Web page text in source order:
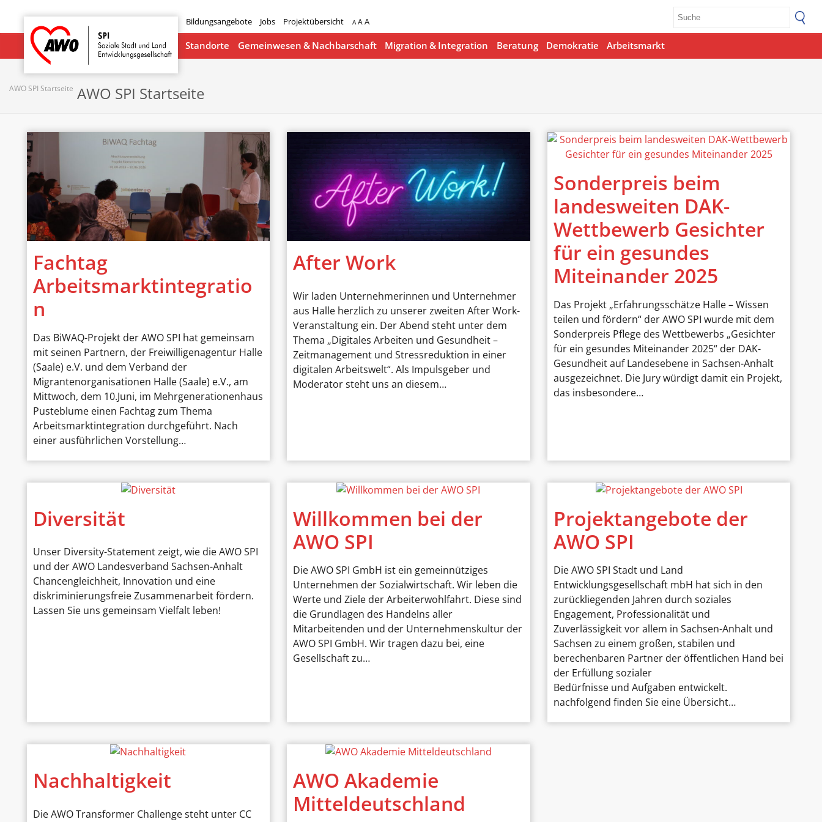
Bildungsangebote Jobs Projektübersicht A AA
Startseite
Standorte Gemeinwesen & Nachbarschaft Migration & Integration Beratung Demokratie Arbeitsmarkt
AWO SPI Startseite AWO SPI Startseite
Fachtag
Arbeitsmarktintegratio
n
Das BiWAQ-Projekt der AWO SPI hat gemeinsam
mit seinen Partnern, der Freiwilligenagentur Halle
(Saale) e.V. und dem Verband der
Migrantenorganisationen Halle (Saale) e.V., am
Mittwoch, dem 10.Juni, im Mehrgenerationenhaus
Pusteblume einen Fachtag zum Thema
Arbeitsmarktintegration durchgeführt. Nach
einer ausführlichen Vorstellung…
After Work
Wir laden Unternehmerinnen und Unternehmer
aus Halle herzlich zu unserer zweiten After Work-
Veranstaltung ein. Der Abend steht unter dem
Thema „Digitales Arbeiten und Gesundheit –
Zeitmanagement und Stressreduktion in einer
digitalen Arbeitswelt“. Als Impulsgeber und
Moderator steht uns an diesem…
Sonderpreis beim
landesweiten DAK-
Wettbewerb Gesichter
für ein gesundes
Miteinander 2025
Das Projekt „Erfahrungsschätze Halle – Wissen
teilen und fördern“ der AWO SPI wurde mit dem
Sonderpreis Pflege des Wettbewerbs „Gesichter
für ein gesundes Miteinander 2025“ der DAK-
Gesundheit auf Landesebene in Sachsen-Anhalt
ausgezeichnet. Die Jury würdigt damit ein Projekt,
das insbesondere…
Diversität
Unser Diversity-Statement zeigt, wie die AWO SPI
und der AWO Landesverband Sachsen-Anhalt
Chancengleichheit, Innovation und eine
diskriminierungsfreie Zusammenarbeit fördern.
Lassen Sie uns gemeinsam Vielfalt leben!
Willkommen bei der
AWO SPI
Die AWO SPI GmbH ist ein gemeinnütziges
Unternehmen der Sozialwirtschaft. Wir leben die
Werte und Ziele der Arbeiterwohlfahrt. Diese sind
die Grundlagen des Handelns aller
Mitarbeitenden und der Unternehmenskultur der
AWO SPI GmbH. Wir tragen dazu bei, eine
Gesellschaft zu…
Projektangebote der
AWO SPI
Die AWO SPI Stadt und Land
Entwicklungsgesellschaft mbH hat sich in den
zurückliegenden Jahren durch soziales
Engagement, Professionalität und
Zuverlässigkeit vor allem in Sachsen-Anhalt und
Sachsen zu einem großen, stabilen und
berechenbaren Partner der öffentlichen Hand bei
der Erfüllung sozialer
Bedürfnisse und Aufgaben entwickelt.
nachfolgend finden Sie eine Übersicht…
Nachhaltigkeit
Die AWO Transformer Challenge steht unter CC
AWO Akademie
Mitteldeutschland